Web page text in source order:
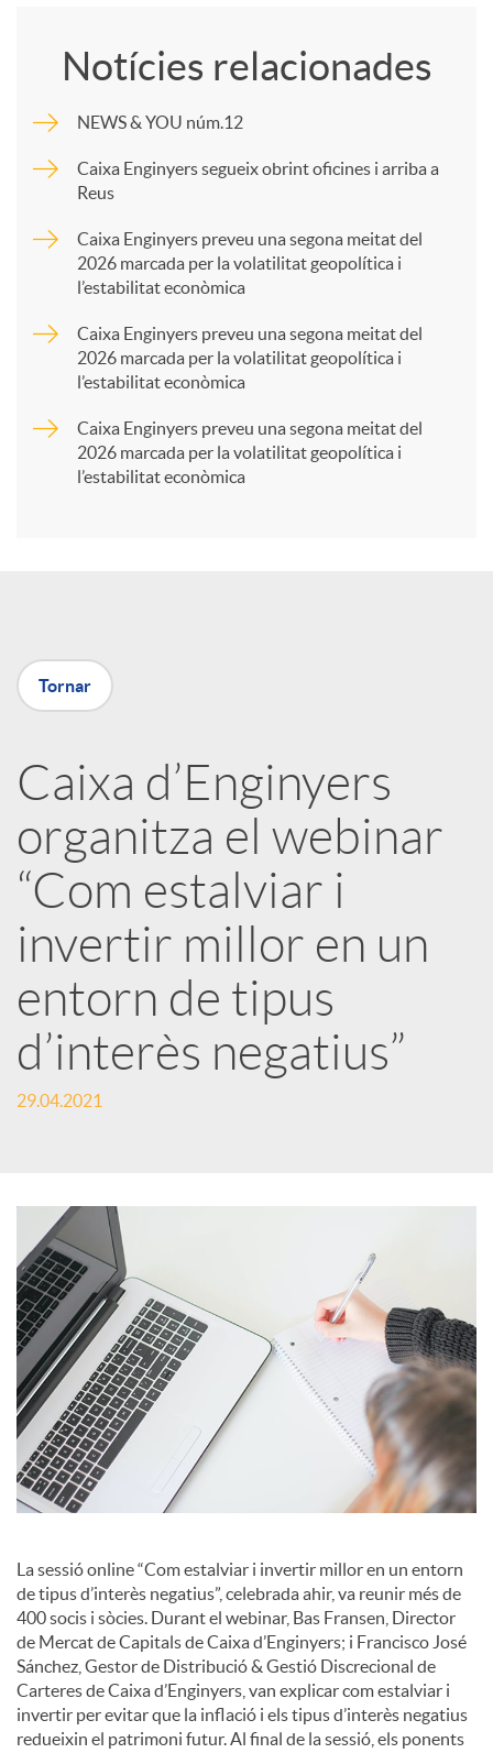
m
p
a
X
r
x
e
s
S
c
i
a
l
s
Notícies relacionades
NEWS & YOU núm.12
Caixa Enginyers segueix obrint oficines i arriba a
Reus
Caixa Enginyers preveu una segona meitat del
2026 marcada per la volatilitat geopolítica i
l’estabilitat econòmica
Caixa Enginyers preveu una segona meitat del
2026 marcada per la volatilitat geopolítica i
l’estabilitat econòmica
Caixa Enginyers preveu una segona meitat del
2026 marcada per la volatilitat geopolítica i
l’estabilitat econòmica
Tornar
Caixa d’Enginyers
organitza el webinar
“Com estalviar i
invertir millor en un
entorn de tipus
d’interès negatius”
29.04.2021
La sessió online “Com estalviar i invertir millor en un entorn
de tipus d’interès negatius”, celebrada ahir, va reunir més de
400 socis i sòcies. Durant el webinar, Bas Fransen, Director
de Mercat de Capitals de Caixa d’Enginyers; i Francisco José
Sánchez, Gestor de Distribució & Gestió Discrecional de
Carteres de Caixa d’Enginyers, van explicar com estalviar i
invertir per evitar que la inflació i els tipus d’interès negatius
redueixin el patrimoni futur. Al final de la sessió, els ponents